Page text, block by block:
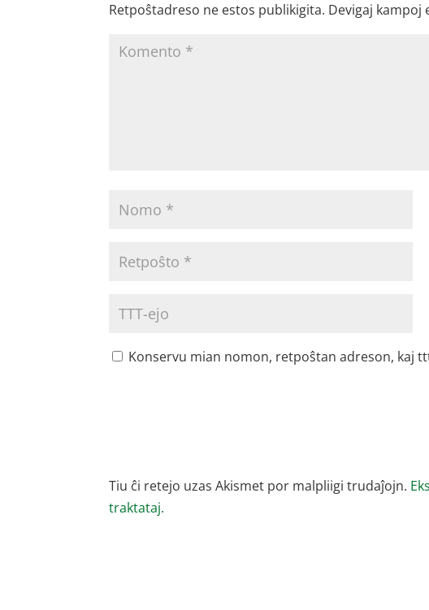
Retpoŝtadreso ne estos publikigita. Devigaj
Konservu mian nomon, retpoŝtan adreson, kaj
Tiu ĉi retejo uzas Akismet por malpliigi trudaĵojn.
traktataj.